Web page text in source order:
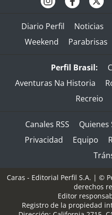
Diario Perfil Noticias
Weekend
Parabrisas
Perfil Brasil:
Aventuras Na Historia
Recreio
Canales RSS Quienes
Privacidad
Equipo
Caras - Editorial Perfil S.A. | ©
derechos
Editor
Registro de la propiedad